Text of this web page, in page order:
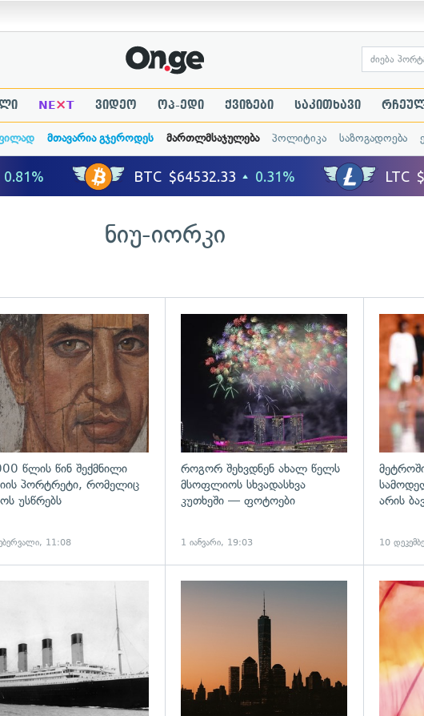
NE×T ვიდეო ოპ-ედი ქვიზები საკითხავი
მთავარია გჯეროდეს მართლმსაჯულება პოლიტიკა საზოგადოება
ნიუ-იორკი
გადახედვა
წლის წინ შექმნილი
პორტრეტი, რომელიც
უსწრებს
11:08
გადახედვა
როგორ შეხვდნენ ახალ წელს
მსოფლიოს სხვადასხვა
კუთხეში — ფოტოები
1 იანვარი, 19:03
არის
10